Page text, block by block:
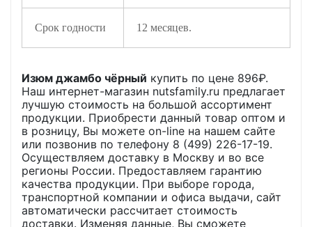
Срок годности 12 месяцев.
Изюм джамбо чёрный купить по цене 896₽.
Наш интернет-магазин nutsfamily.ru предлагает
лучшую стоимость на большой ассортимент
продукции. Приобрести данный товар оптом и
в розницу, Вы можете on-line на нашем сайте
или позвонив по телефону 8 (499) 226-17-19.
Осуществляем доставку в Москву и во все
регионы России. Предоставляем гарантию
качества продукции. При выборе города,
транспортной компании и офиса выдачи, сайт
автоматически рассчитает стоимость
доставки. Изменяя данные, Вы сможете